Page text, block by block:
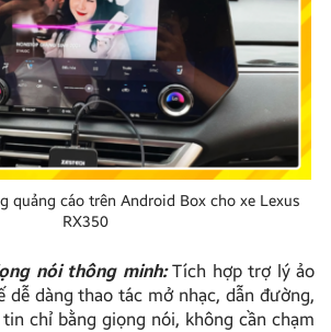
quảng cáo trên Android Box cho xe Lexus
RX350
nói thông minh: Tích hợp trợ lý ảo
dễ dàng thao tác mở nhạc, dẫn đường,
chỉ bằng giọng nói, không cần chạm